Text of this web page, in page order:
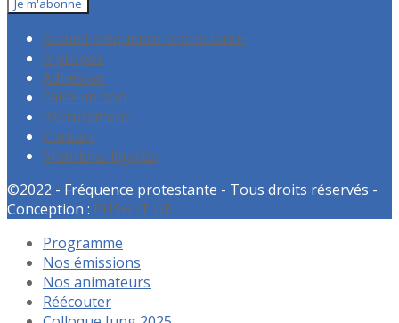
Accueil Fréquence protestante
A propos
Adhésion
Faire un don
Recrutement
Contact
Mentions légales
©2022 - Fréquence protestante - Tous droits réservés -
Conception : PUSH IT UP
Programme
Nos émissions
Nos animateurs
Réécouter